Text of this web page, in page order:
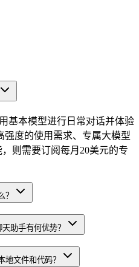
基本模型进行日常对话并体验
强度的使用需求、专属大模型
，则需要订阅每月20美元的专
？
助手有何优势？
文件和代码？